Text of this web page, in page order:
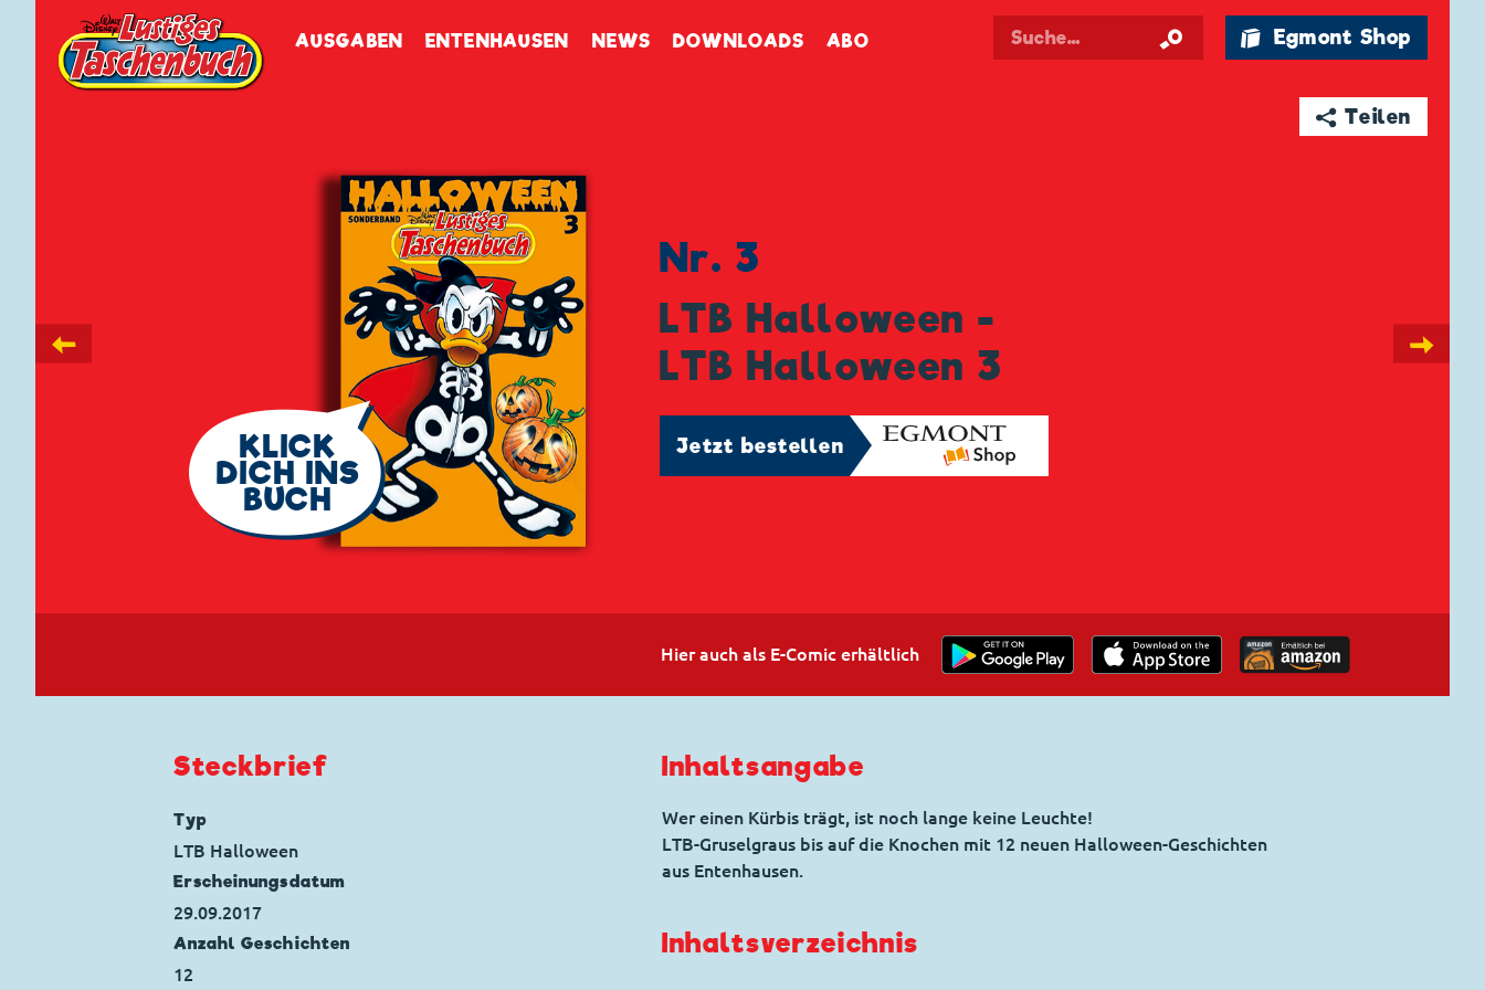
AUSGABEN ENTENHAUSEN NEWS DOWNLOADS ABO 🛍 Egmont Shop
➦ Teilen
←
🗨
KLICK
DICH INS
BUCH
Nr. 3
LTB Halloween -
LTB Halloween 3
Jetzt bestellen
→
Hier auch als E-Comic erhältlich
Inhaltsangabe
Wer einen Kürbis trägt, ist noch lange keine Leuchte!
LTB-Gruselgraus bis auf die Knochen mit 12 neuen Halloween-Geschichten
aus Entenhausen.
Inhaltsverzeichnis
Steckbrief
Typ
LTB Halloween
Erscheinungs­datum
29.09.2017
Anzahl Geschichten
12